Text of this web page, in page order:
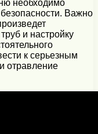
необходимо
Важно
и настройку
к серьезным
отравление